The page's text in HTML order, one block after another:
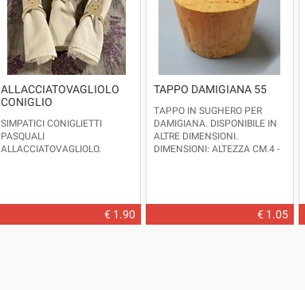
ALLACCIATOVAGLIOLO
CONIGLIO
SIMPATICI CONIGLIETTI
PASQUALI
ALLACCIATOVAGLIOLO.
€ 1.90
TAPPO DAMIGIANA 55
TAPPO IN SUGHERO PER
DAMIGIANA. DISPONIBILE IN
ALTRE DIMENSIONI.
DIMENSIONI: ALTEZZA CM.4 -
€ 1.05